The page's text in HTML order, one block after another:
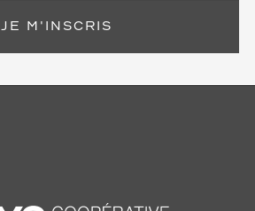
JE M'INSCRIS